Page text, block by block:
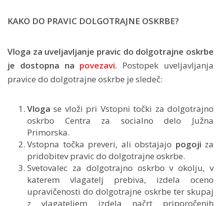
KAKO DO PRAVIC DOLGOTRAJNE OSKRBE?
Vloga za uveljavljanje pravic do dolgotrajne oskrbe
je dostopna na povezavi. Postopek uveljavljanja
pravice do dolgotrajne oskrbe je sledeč:
Vlogase vloži pri Vstopni točki za dolgotrajno
oskrbo Centra za socialno delo Južna
Primorska.
Vstopna točka preveri, ali obstajajo pogoji za
pridobitev pravic do dolgotrajne oskrbe.
Svetovalec za dolgotrajno oskrbo v okolju, v
katerem vlagatelj prebiva, izdela oceno
upravičenosti do dolgotrajne oskrbe ter skupaj
z vlagateljem izdela načrt priporočenih